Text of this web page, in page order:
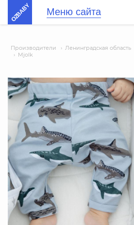
OZBABY Меню сайта
Производители › Ленинградская область
› Mjolk